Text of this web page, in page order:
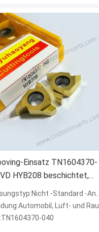
Einsatz TN1604370-
HYB208 beschichtet,
Materialien-Standard -Anpassungsart
Luft- und Raumfahrt, Energie, Maschinen
040